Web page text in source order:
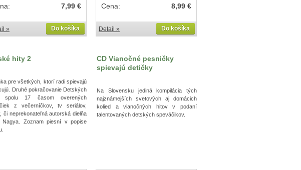
7,99 €
Do košíka
»
8,99 €
Cena:
Do košíka
Detail »
hity 2
pre všetkých, ktorí radi spievajú
Druhé pokračovanie Detských
spolu 17 časom overených
z večerníčkov, tv seriálov,
či neprekonateľná autorská dielňa
Nagya. Zoznam piesní v popise
CD Vianočné pesničky
spievajú detičky
Na Slovensku jediná kompilácia tých
najznámejších svetových aj domácich
kolied a vianočných hitov v podaní
talentovaných detských speváčikov.